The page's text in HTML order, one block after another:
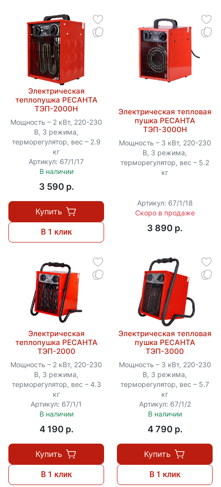
Электрическая
теплопушка РЕСАНТА
ТЭП-2000Н
Мощность – 2 кВт, 220-230
В, 3 режима,
терморегулятор, вес – 2.9
кг
Артикул: 67/1/17
В наличии
3 590 p.
Купить
В 1 клик
Электрическая тепловая
пушка РЕСАНТА
ТЭП-3000Н
Мощность – 3 кВт, 220-230
В, 3 режима,
терморегулятор, вес – 5.2
кг
Артикул: 67/1/18
Скоро в продаже
3 890 p.
Электрическая
теплопушка РЕСАНТА
ТЭП-2000
Мощность – 2 кВт, 220-230
В, 3 режима,
терморегулятор, вес – 4.3
кг
Артикул: 67/1/1
В наличии
4 190 p.
Купить
В 1 клик
Электрическая тепловая
пушка РЕСАНТА
ТЭП-3000
Мощность – 3 кВт, 220-230
В, 3 режима,
терморегулятор, вес – 5.7
кг
Артикул: 67/1/2
В наличии
4 790 p.
Купить
В 1 клик